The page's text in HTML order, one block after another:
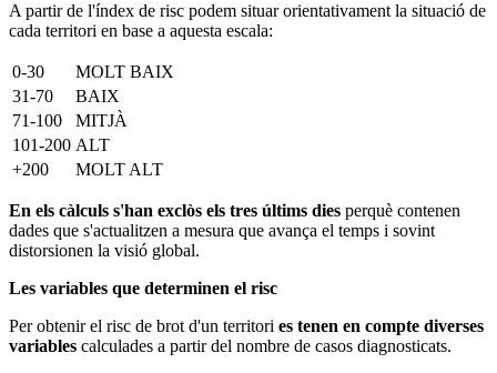
A partir de l'índex de risc podem situar orientativament la situació de
cada territori en base a aquesta escala:
0-30
MOLT BAIX
31-70
BAIX
71-100
MITJÀ
101-200 ALT
+200
MOLT ALT
En els càlculs s'han exclòs els tres últims dies perquè contenen
dades que s'actualitzen a mesura que avança el temps i sovint
distorsionen la visió global.
Les variables que determinen el risc
Per obtenir el risc de brot d'un territori es tenen en compte diverses
variables calculades a partir del nombre de casos diagnosticats.